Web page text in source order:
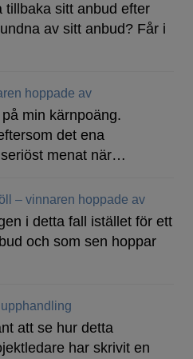
tillbaka sitt anbud efter
av sitt anbud? Får i
hoppade av
min kärnpoäng.
det ena
menat när…
– vinnaren hoppade av
i detta fall istället för ett
och som sen hoppar
att se hur detta
har skrivit en